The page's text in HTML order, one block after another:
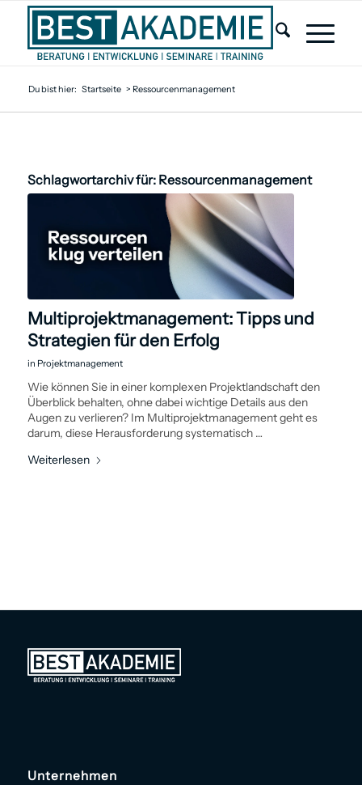
Du bist hier: Startseite > Ressourcenmanagement
Schlagwortarchiv für: Ressourcenmanagement
Multiprojektmanagement: Tipps und
Strategien für den Erfolg
in Projektmanagement
Wie können Sie in einer komplexen Projektlandschaft den
Überblick behalten, ohne dabei wichtige Details aus den
Augen zu verlieren? Im Multiprojekt­management geht es
darum, diese Herausforderung ­systematisch …
Weiterlesen
Unternehmen